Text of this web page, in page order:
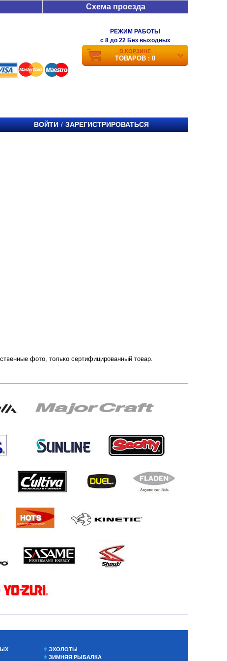
Схема проезда
РЕЖИМ РАБОТЫ
c 8 до 22 Без выходных
В КОРЗИНЕ
ТОВАРОВ : 0
ВОЙТИ / ЗАРЕГИСТРИРОВАТЬСЯ
фото, только сертифицированный товар.
ЭХОЛОТЫ
ЗИМНЯЯ РЫБАЛКА